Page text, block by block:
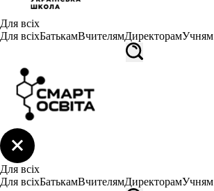
Для всіх
Для всіхБатькамВчителямДиректорамУчням
Для всіх
Для всіхБатькамВчителямДиректорамУчням